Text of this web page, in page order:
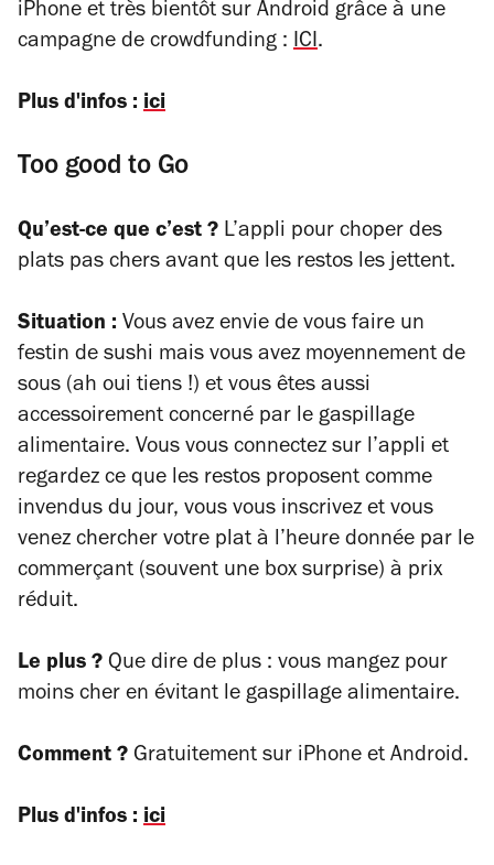
iPhone et très bientôt sur Android grâce à une
campagne de crowdfunding : ICI.
Plus d'infos : ici
Too good to Go
Qu’est-ce que c’est ? L’appli pour choper des
plats pas chers avant que les restos les jettent.
Situation : Vous avez envie de vous faire un
festin de sushi mais vous avez moyennement de
sous (ah oui tiens !) et vous êtes aussi
accessoirement concerné par le gaspillage
alimentaire. Vous vous connectez sur l’appli et
regardez ce que les restos proposent comme
invendus du jour, vous vous inscrivez et vous
venez chercher votre plat à l’heure donnée par le
commerçant (souvent une box surprise) à prix
réduit.
Le plus ? Que dire de plus : vous mangez pour
moins cher en évitant le gaspillage alimentaire.
Comment ? Gratuitement sur iPhone et Android.
Plus d'infos : ici